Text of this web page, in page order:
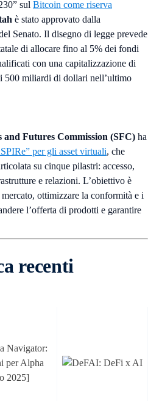
sul Bitcoin come riserva
è stato approvato dalla
Senato. Il disegno di legge prevede
di allocare fino al 5% dei fondi
con una capitalizzazione di
500 miliardi di dollari nell’ultimo
and Futures Commission (SFC) ha
per gli asset virtuali, che
su cinque pilastri: accesso,
e relazioni. L’obiettivo è
ottimizzare la conformità e i
l’offerta di prodotti e garantire
recenti